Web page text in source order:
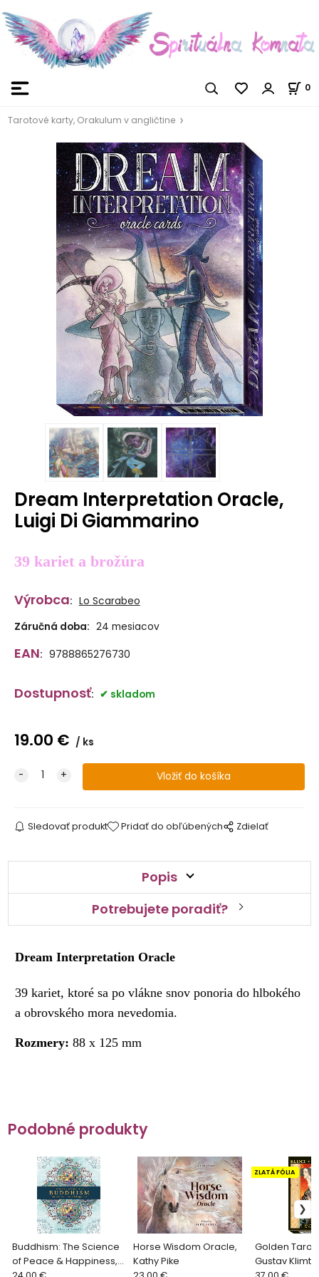
0
Tarotové karty, Orakulum v angličtine
Dream Interpretation Oracle,
Luigi Di Giammarino
39 kariet a brožúra
Výrobca: Lo Scarabeo
Záručná doba: 24 mesiacov
EAN: 9788865276730
Dostupnosť: skladom
19.00 € ks
Sledovať produkt Pridať do obľúbených Zdielať
Popis
Potrebujete poradiť?
Dream Interpretation Oracle
39 kariet, ktoré sa po vlákne snov ponoria do hlbokého
a obrovského mora nevedomia.
Rozmery:88 x 125 mm
Podobné produkty
Buddhism: The Science
of Peace & Happiness,
Horse Wisdom Oracle,
Kathy Pike
Golden Tarot
Gustav Klimt
ZLATÁ FÓLIA